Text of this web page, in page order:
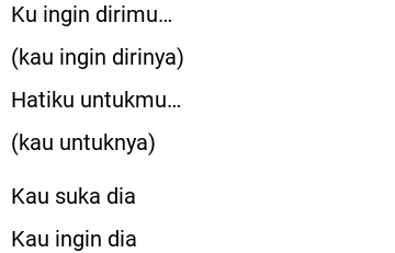
Ku ingin dirimu…
(kau ingin dirinya)
Hatiku untukmu…
(kau untuknya)
Kau suka dia
Kau ingin dia